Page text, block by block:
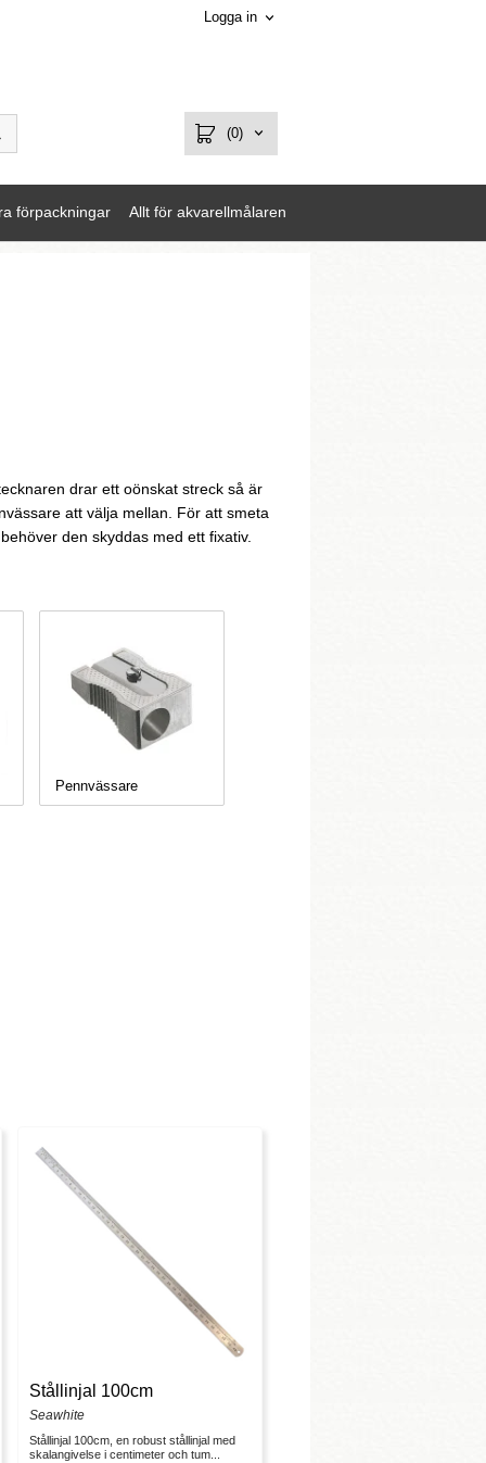
Logga in
(0)
förpackningar Allt för akvarellmålaren
drar ett oönskat streck så är
att välja mellan. För att smeta
den skyddas med ett fixativ.
Pennvässare
Stållinjal 100cm
Seawhite
Stållinjal 100cm, en robust stållinjal med
skalangivelse i centimeter och tum...